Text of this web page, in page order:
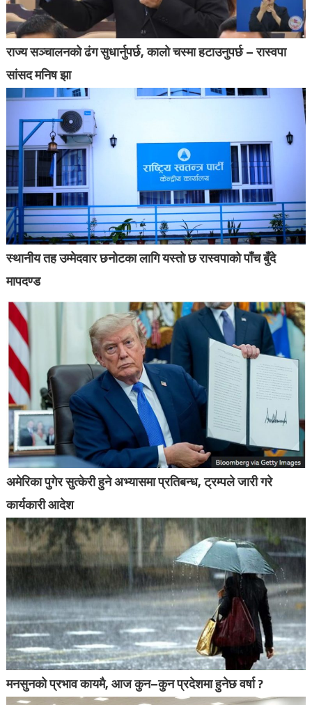
राज्य सञ्चालनको ढंग सुधार्नुपर्छ, कालो चस्मा हटाउनुपर्छ – रास्वपा
सांसद मनिष झा
स्थानीय तह उम्मेदवार छनोटका लागि यस्तो छ रास्वपाको पाँच बुँदे
मापदण्ड
अमेरिका पुगेर सुत्केरी हुने अभ्यासमा प्रतिबन्ध, ट्रम्पले जारी गरे
कार्यकारी आदेश
मनसुनको प्रभाव कायमै, आज कुन–कुन प्रदेशमा हुनेछ वर्षा ?